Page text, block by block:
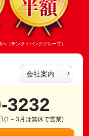
（チンタイバンクグループ）
会社案内
3232
(1～3月は無休で営業)